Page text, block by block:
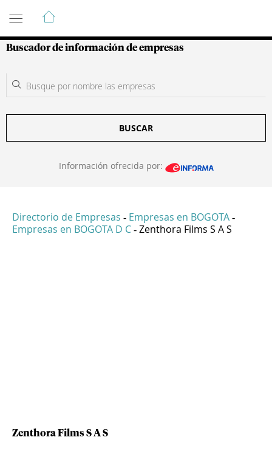
Guía de Empresas Colombianas
Buscador de información de empresas
BUSCAR
Información ofrecida por:
Directorio de Empresas - Empresas en BOGOTA -
Empresas en BOGOTA D C - Zenthora Films S A S
Zenthora Films S A S